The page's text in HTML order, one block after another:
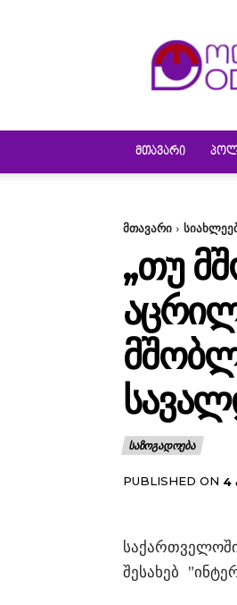
ᲛᲗᲐᲕᲐᲠᲘ
მთავარი
,,ᲗᲣ
ᲡᲐᲖᲝᲒᲐᲓᲝᲔᲑᲐ
PUBLISHED ON 4
შესახებ